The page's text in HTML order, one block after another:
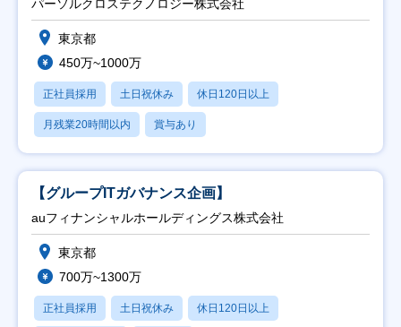
パーソルクロステクノロジー株式会社
東京都
450万~1000万
正社員採用 土日祝休み 休日120日以上
月残業20時間以内 賞与あり
【グループITガバナンス企画】
auフィナンシャルホールディングス株式会社
東京都
700万~1300万
正社員採用 土日祝休み 休日120日以上